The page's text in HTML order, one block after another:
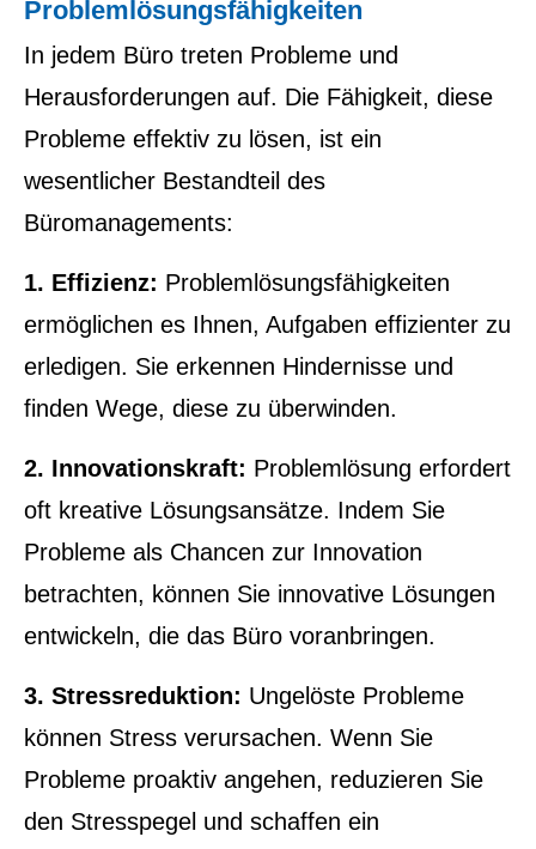
Problemlösungsfähigkeiten
In jedem Büro treten Probleme und
Herausforderungen auf. Die Fähigkeit, diese
Probleme effektiv zu lösen, ist ein
wesentlicher Bestandteil des
Büromanagements:
1. Effizienz: Problemlösungsfähigkeiten
ermöglichen es Ihnen, Aufgaben effizienter zu
erledigen. Sie erkennen Hindernisse und
finden Wege, diese zu überwinden.
2. Innovationskraft: Problemlösung erfordert
oft kreative Lösungsansätze. Indem Sie
Probleme als Chancen zur Innovation
betrachten, können Sie innovative Lösungen
entwickeln, die das Büro voranbringen.
3. Stressreduktion: Ungelöste Probleme
können Stress verursachen. Wenn Sie
Probleme proaktiv angehen, reduzieren Sie
den Stresspegel und schaffen ein